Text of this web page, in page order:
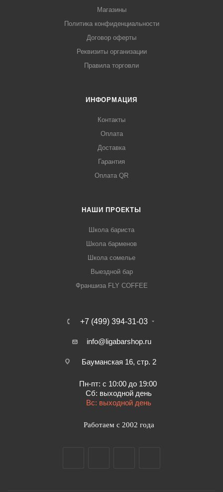
Магазины
Политика конфиденциальности
Договор оферты
Реквизиты организации
Правила торговли
ИНФОРМАЦИЯ
Контакты
Оплата
Доставка
Гарантия
Оплата QR
НАШИ ПРОЕКТЫ
Школа бариста
Школа барменов
Школа сомелье
Выездной бар
Франшиза FLY COFFEE
+7 (499) 394-31-03
info@ligabarshop.ru
Бауманская 16, стр. 2
Пн-пт: с 10:00 до 19:00
Сб: выходной день
Вс: выходной день
Работаем с 2002 года